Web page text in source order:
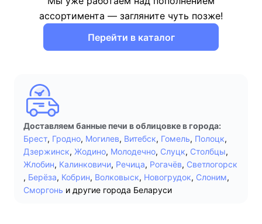
ассортимента — загляните чуть позже!
Перейти в каталог
Доставляем банные печи в облицовке в города:
Брест, Гродно, Могилев, Витебск, Гомель, Полоцк,
Дзержинск, Жодино, Молодечно, Слуцк, Столбцы,
Жлобин, Калинковичи, Речица, Рогачёв, Светлогорск
, Берёза, Кобрин, Волковыск, Новогрудок, Слоним,
Сморгонь и другие города Беларуси